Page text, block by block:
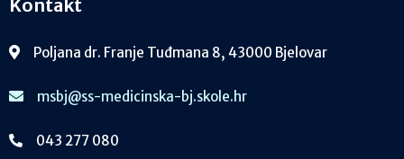
Kontakt
Poljana dr. Franje Tuđmana 8, 43000 Bjelovar
msbj@ss-medicinska-bj.skole.hr
043 277 080